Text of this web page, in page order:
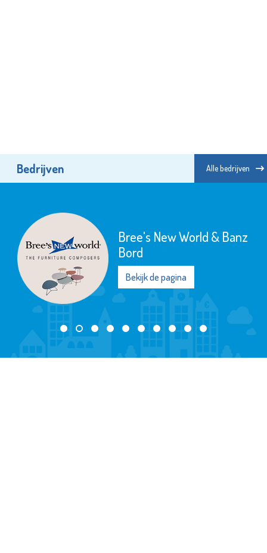
Bedrijven Alle bedrijven
Totaal-Beter
Bekijk de pagina